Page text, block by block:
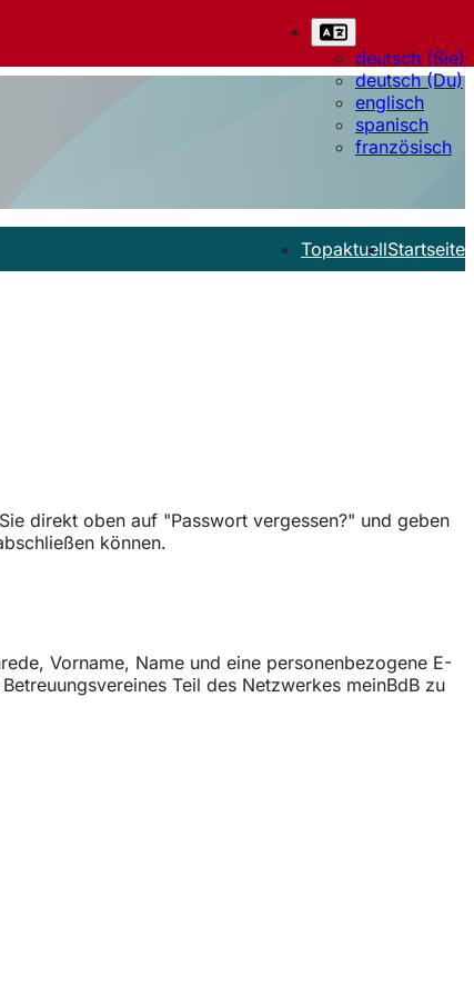
deutsch (Sie)
deutsch (Du)
englisch
spanisch
französisch
TopaktuellStartseite
direkt oben auf "Passwort vergessen?" und geben
können.
Vorname, Name und eine personenbezogene E-
Teil des Netzwerkes meinBdB zu